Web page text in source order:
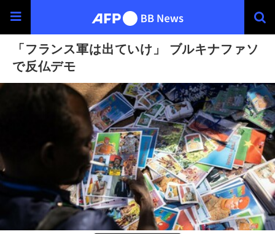
「フランス軍は出ていけ」 ブルキナファソ
で反仏デモ